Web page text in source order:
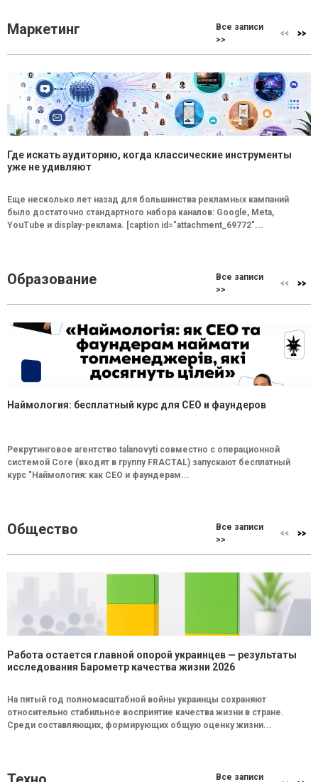
Маркетинг
Все записи
>>
Где искать аудиторию, когда классические инструменты
уже не удивляют
Еще несколько лет назад для большинства рекламных кампаний
было достаточно стандартного набора каналов: Google, Meta,
YouTube и display-реклама. [caption id="attachment_69772"...
Образование
Все записи
>>
Наймология: бесплатный курс для CEO и фаундеров
Рекрутинговое агентство talanovyti совместно с операционной
системой Core (входят в группу FRACTAL) запускают бесплатный
курс "Наймология: как СEO и фаундерам...
Общество
Все записи
>>
Работа остается главной опорой украинцев — результаты
исследования Барометр качества жизни 2026
На пятый год полномасштабной войны украинцы сохраняют
относительно стабильное восприятие качества жизни в стране.
Среди составляющих, формирующих общую оценку жизни...
Все записи